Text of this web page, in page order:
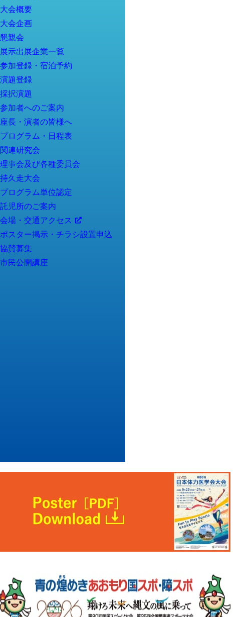
大会概要
大会企画
懇親会
展示出展企業一覧
参加登録・宿泊予約
演題登録
採択演題
参加者へのご案内
座長・演者の皆様へ
プログラム・日程表
関連研究会
理事会及び各種委員会
持久走大会
プログラム単位認定
託児所のご案内
会場・交通アクセス
ポスター掲示・チラシ設置申込
協賛募集
市民公開講座